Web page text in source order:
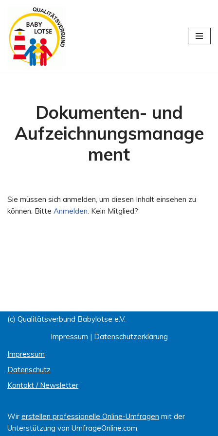
Zum
Inhalt
springen
Dokumenten- und
Aufzeichnungsmanage
ment
Sie müssen sich anmelden, um diesen Inhalt einsehen zu
können. Bitte Anmelden. Kein Mitglied?
(c) Qualitätsverbund Babylotse e.V.
Impressum | Datenschutzerklärung
Impressum
Datenschutz
Kontakt / Newsletter
Wir erstellen professionelle Online-Umfragen mit der
Unterstützung von UmfrageOnline.com.